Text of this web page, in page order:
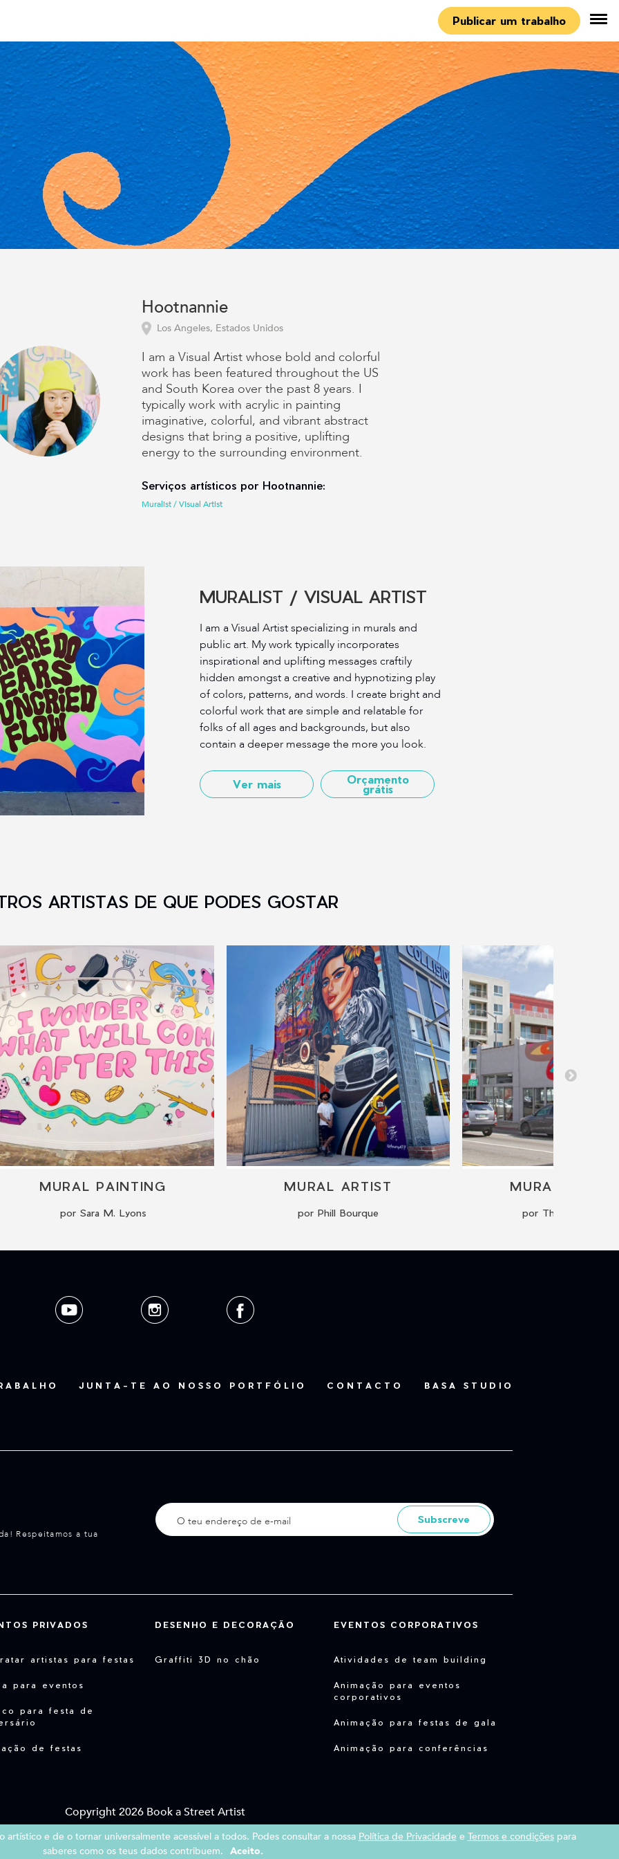
Publicar um trabalho
Hootnannie
Los Angeles, Estados Unidos
I am a Visual Artist whose bold and colorful
work has been featured throughout the US
and South Korea over the past 8 years. I
typically work with acrylic in painting
imaginative, colorful, and vibrant abstract
designs that bring a positive, uplifting
energy to the surrounding environment.
Serviços artísticos por Hootnannie:
Muralist / Visual Artist
MURALIST / VISUAL ARTIST
I am a Visual Artist specializing in murals and
public art. My work typically incorporates
inspirational and uplifting messages craftily
hidden amongst a creative and hypnotizing play
of colors, patterns, and words. I create bright and
colorful work that are simple and relatable for
folks of all ages and backgrounds, but also
contain a deeper message the more you look.
Ver mais Orçamento
grátis
ARTISTAS DE QUE PODES GOSTAR
MURAL PAINTING
por Sara M. Lyons
MURAL ARTIST
por Phill Bourque
MURAL
por The Art of
JUNTA-TE AO NOSSO PORTFÓLIO CONTACTO BASA STUDIO
Respeitamos a tua
Subscreve
PRIVADOS
artistas para festas
para eventos
para festa de
de festas
DESENHO E DECORAÇÃO
Graffiti 3D no chão
EVENTOS CORPORATIVOS
Atividades de team building
Animação para eventos
corporativos
Animação para festas de gala
Animação para conferências
Copyright 2026 Book a Street Artist
Termos e condições |Informações Legais |Política de Privacidade
e de o tornar universalmente acessível a todos. Podes consultar a nossa Política de Privacidade e Termos e condiçõespara
saberes como os teus dados contribuem. Aceito.